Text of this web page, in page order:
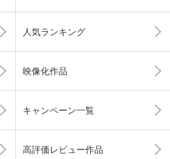
人気ランキング
映像化作品
キャンペーン一覧
高評価レビュー作品